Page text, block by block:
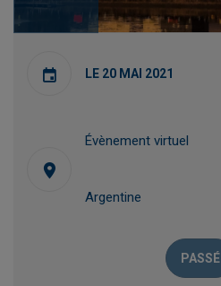
LE 20 MAI 2021
Évènement virtuel
Argentine
PASSÉ